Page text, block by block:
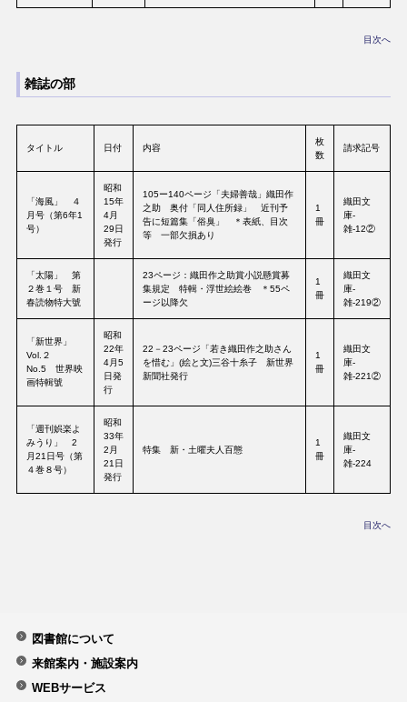
目次へ
雑誌の部
タイトル 日付 内容
枚
数
請求記号
「海風」 ４
月号（第6年1
号）
昭和
15年
4月
29日
発行
105ー140ページ「夫婦善哉」織田作
之助 奥付「同人住所録」 近刊予
告に短篇集「俗臭」 ＊表紙、目次
等 一部欠損あり
1
冊
織田文
庫-
雑-12②
「太陽」 第
２巻１号 新
春読物特大號
23ページ：織田作之助賞小説懸賞募
集規定 特輯・浮世絵絵巻 ＊55ペ
ージ以降欠
1
冊
織田文
庫-
雑-219②
「新世界」
Vol.２
No.5 世界映
画特輯號
昭和
22年
4月5
日発
行
22－23ページ「若き織田作之助さん
を惜む」(絵と文)三谷十糸子 新世界
新聞社発行
1
冊
織田文
庫-
雑-221②
「週刊娯楽よ
みうり」 2
月21日号（第
４巻８号）
昭和
33年
2月
21日
発行
特集 新・土曜夫人百態
1
冊
織田文
庫-
雑-224
目次へ
図書館について
来館案内・施設案内
WEBサービス